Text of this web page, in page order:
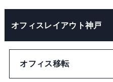
テープ
ペンケース
ネックウォーマー
巾着バッグ
その他スマホ・PC関連グッズ
雑貨・生活用品 全て
タオル・ハンカチ
オフィスレイアウト神戸
オフィス移転